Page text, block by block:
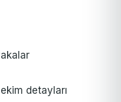
detayları